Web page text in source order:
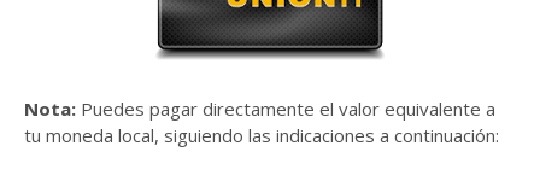
Nota: Puedes pagar directamente el valor equivalente a
tu moneda local, siguiendo las indicaciones a continuación: